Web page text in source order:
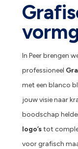
In Peer brengen
professioneel
met een blanco
jouw visie naar
boodschap
logo’stot
voor grafisch